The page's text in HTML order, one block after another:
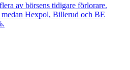
av börsens tidigare förlorare.
Hexpol, Billerud och BE